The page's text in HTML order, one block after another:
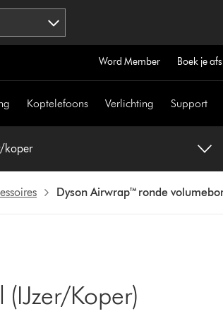
Word Member Boek je
Koptelefoons Verlichting Support
koper
Dyson Airwrap™ ronde
Koper)